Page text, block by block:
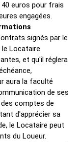
euros pour frais
engagées.
signés par le
Locataire
et qu'il réglera
aura la faculté
de ses
comptes de
d'apprécier sa
le Locataire peut
du Loueur.